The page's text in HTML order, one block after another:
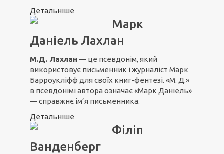
Детальніше
Марк
Даніель Лахлан
М.Д. Лахлан — це псевдонім, який
використовує письменник і журналіст Марк
Барроукліфф для своїх книг-фентезі. «М. Д.»
в псевдонімі автора означає «Марк Даніель»
— справжнє ім’я письменника.
Детальніше
Філіп
Ванденберг